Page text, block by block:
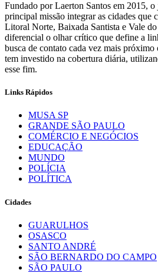
Fundado por Laerton Santos em 2015,
principal missão integrar as cidades que
Litoral Norte, Baixada Santista e Vale
diferencial o olhar crítico que define a
busca de contato cada vez mais
tem investido na cobertura diária,
esse fim.
Links Rápidos
MUSA SP
GRANDE SÃO PAULO
COMÉRCIO E NEGÓCIOS
EDUCAÇÃO
MUNDO
POLÍCIA
POLÍTICA
Cidades
GUARULHOS
OSASCO
SANTO ANDRÉ
SÃO BERNARDO DO CAMPO
SÃO PAULO